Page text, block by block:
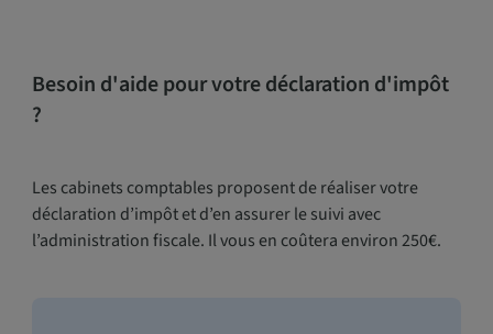
Besoin d'aide pour votre déclaration d'impôt
?
Les cabinets comptables proposent de réaliser votre
déclaration d’impôt et d’en assurer le suivi avec
l’administration fiscale. Il vous en coûtera environ 250€.